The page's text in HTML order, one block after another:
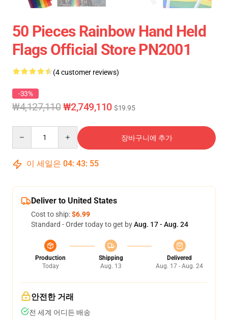
50 Pieces Rainbow Hand Held
Flags Official Store PN2001
(4 customer reviews)
-33%
₩4,127,110 ₩2,749,110 $19.95
장바구니에 추가
이 세일은 04: 43: 54
Deliver to United States
Cost to ship:$6.99
Standard - Order today to get byAug. 17 - Aug. 24
Production
Today
Shipping
Aug. 13
Delivered
Aug. 17 - Aug. 24
안전한 거래
전 세계 어디든 배송